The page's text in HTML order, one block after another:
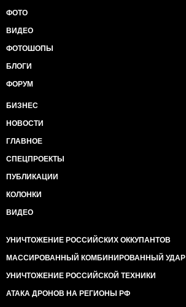
ФОТО
ВИДЕО
ФОТОШОПЫ
БЛОГИ
ФОРУМ
БИЗНЕС
НОВОСТИ
ГЛАВНОЕ
СПЕЦПРОЕКТЫ
ПУБЛИКАЦИИ
КОЛОНКИ
ВИДЕО
УНИЧТОЖЕНИЕ РОССИЙСКИХ ОККУПАНТОВ
МАССИРОВАННЫЙ КОМБИНИРОВАННЫЙ УДАР
УНИЧТОЖЕНИЕ РОССИЙСКОЙ ТЕХНИКИ
АТАКА ДРОНОВ НА РЕГИОНЫ РФ